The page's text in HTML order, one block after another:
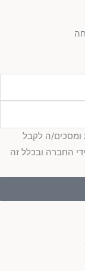
ה לקבל
החברה ובכלל זה